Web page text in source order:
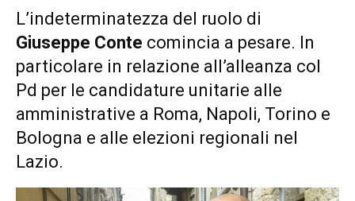
L’indeterminatezza del ruolo di
Giuseppe Conte comincia a pesare. In
particolare in relazione all’alleanza col
Pd per le candidature unitarie alle
amministrative a Roma, Napoli, Torino e
Bologna e alle elezioni regionali nel
Lazio.